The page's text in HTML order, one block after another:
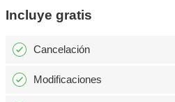
Incluye gratis
Cancelación
Modificaciones